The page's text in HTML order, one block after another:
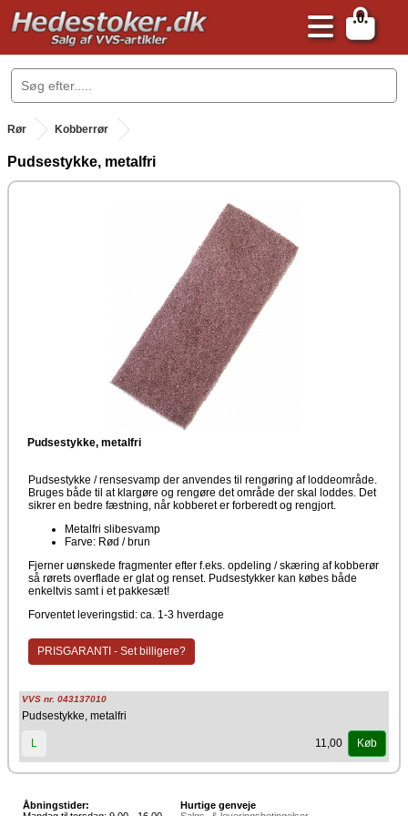
0
.
Rør Kobberrør
Pudsestykke, metalfri
Pudsestykke, metalfri
Pudsestykke / rensesvamp der anvendes til rengøring af loddeområde.
Bruges både til at klargøre og rengøre det område der skal loddes. Det
sikrer en bedre fæstning, når kobberet er forberedt og rengjort.
Metalfri slibesvamp
Farve: Rød / brun
Fjerner uønskede fragmenter efter f.eks. opdeling / skæring af kobberør
så rørets overflade er glat og renset. Pudsestykker kan købes både
enkeltvis samt i et pakkesæt!
Forventet leveringstid: ca. 1-3 hverdage
PRISGARANTI - Set billigere?
VVS nr. 043137010
Pudsestykke, metalfri
L 11,00 Køb
Åbningstider:
Hurtige genveje